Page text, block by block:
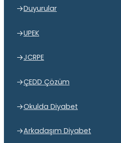
Duyurular
UPEK
JCRPE
ÇEDD Çözüm
Okulda Diyabet
Arkadaşım Diyabet